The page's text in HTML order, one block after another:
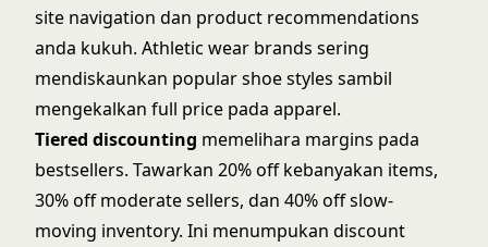
site navigation dan product recommendations
anda kukuh. Athletic wear brands sering
mendiskaunkan popular shoe styles sambil
mengekalkan full price pada apparel.
Tiered discounting memelihara margins pada
bestsellers. Tawarkan 20% off kebanyakan items,
30% off moderate sellers, dan 40% off slow-
moving inventory. Ini menumpukan discount